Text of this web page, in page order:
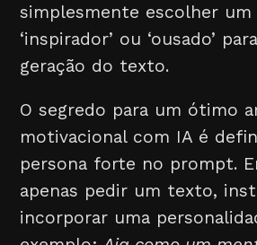
simplesmente escolher
‘inspirador’ ou ‘ousado’
geração do texto.
O segredo para um ótimo
motivacional com IA é
persona forte no prompt.
apenas pedir um texto,
incorporar uma